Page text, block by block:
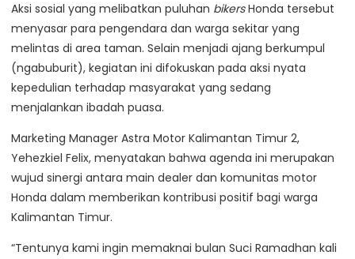
Aksi sosial yang melibatkan puluhan bikersHonda tersebut
menyasar para pengendara dan warga sekitar yang
melintas di area taman. Selain menjadi ajang berkumpul
(ngabuburit), kegiatan ini difokuskan pada aksi nyata
kepedulian terhadap masyarakat yang sedang
menjalankan ibadah puasa.
Marketing Manager Astra Motor Kalimantan Timur 2,
Yehezkiel Felix, menyatakan bahwa agenda ini merupakan
wujud sinergi antara main dealer dan komunitas motor
Honda dalam memberikan kontribusi positif bagi warga
Kalimantan Timur.
“Tentunya kami ingin memaknai bulan Suci Ramadhan kali